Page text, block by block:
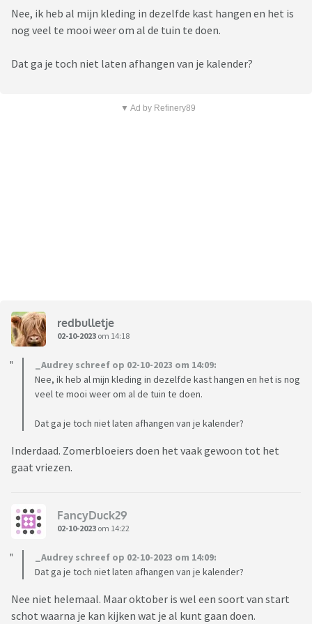
Nee, ik heb al mijn kleding in dezelfde kast hangen en het is
nog veel te mooi weer om al de tuin te doen.
Dat ga je toch niet laten afhangen van je kalender?
▼ Ad by Refinery89
redbulletje
02-10-2023 om 14:18
_Audrey schreef op 02-10-2023 om 14:09:
Nee, ik heb al mijn kleding in dezelfde kast hangen en het is nog
veel te mooi weer om al de tuin te doen.
Dat ga je toch niet laten afhangen van je kalender?
Inderdaad. Zomerbloeiers doen het vaak gewoon tot het
gaat vriezen.
FancyDuck29
02-10-2023 om 14:22
_Audrey schreef op 02-10-2023 om 14:09:
Dat ga je toch niet laten afhangen van je kalender?
Nee niet helemaal. Maar oktober is wel een soort van start
schot waarna je kan kijken wat je al kunt gaan doen.